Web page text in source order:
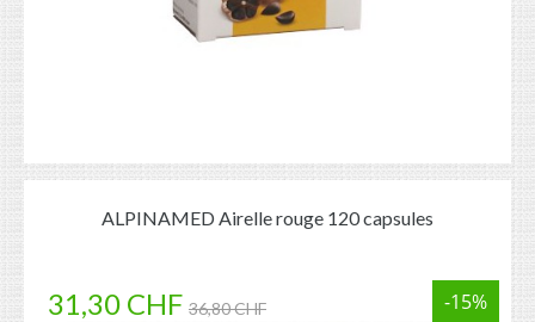
ALPINAMED Airelle rouge 120 capsules
31,30 CHF 36,80 CHF -15%